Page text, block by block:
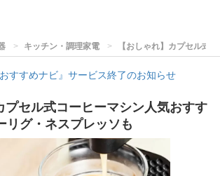
キッチン・調理家電 【おしゃれ】カプセル式
おすすめナビ』サービス終了のお知らせ
プセル式コーヒーマシン人気おすす
リグ・ネスプレッソも